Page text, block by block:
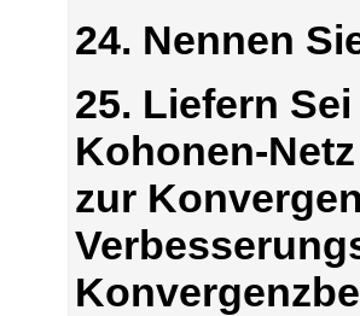
24. Nennen
25. Liefern
Kohonen-
zur